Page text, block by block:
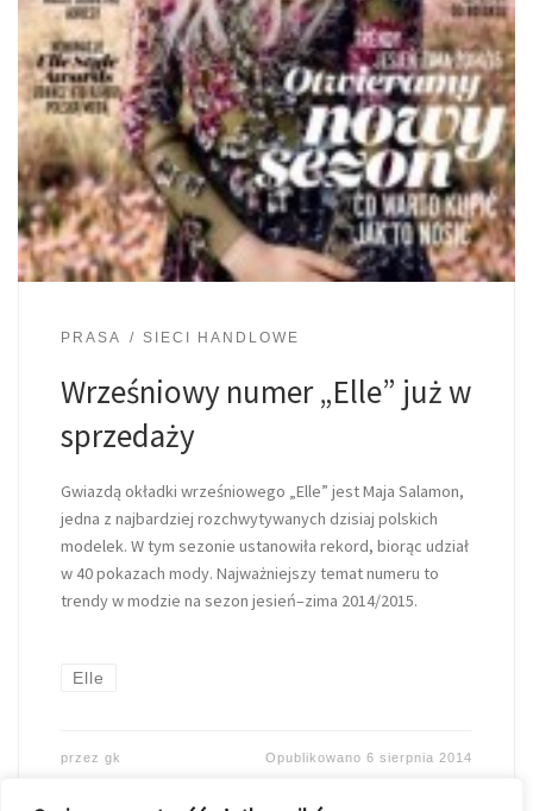
PRASA SIECI HANDLOWE
Wrześniowy numer „Elle” już w
sprzedaży
Gwiazdą okładki wrześniowego „Elle” jest Maja Salamon,
jedna z najbardziej rozchwytywanych dzisiaj polskich
modelek. W tym sezonie ustanowiła rekord, biorąc udział
w 40 pokazach mody. Najważniejszy temat numeru to
trendy w modzie na sezon jesień–zima 2014/2015.
Elle
przez gk Opublikowano6 sierpnia 2014